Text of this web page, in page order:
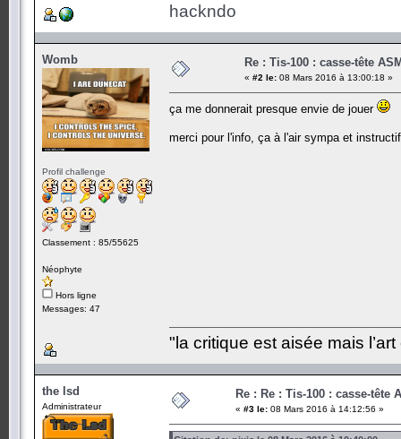
hackndo
Womb
Profil challenge
Classement : 85/55625
Néophyte
Hors ligne
Messages: 47
Re : Tis-100 : casse-tête
« #2 le: 08 Mars 2016 à 13:00:18 »
ça me donnerait presque envie de jouer
merci pour l'info, ça à l'air sympa et instructif
"la critique est aisée mais
the lsd
Administrateur
Re : Re : Tis-100 : casse-tête
« #3 le: 08 Mars 2016 à 14:12:56 »